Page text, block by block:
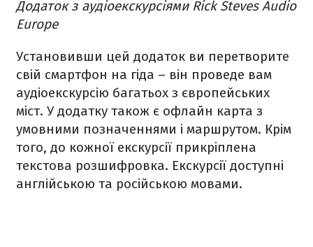
Додаток з аудіоекскурсіями Rick Steves Audio
Europe
Установивши цей додаток ви перетворите
свій смартфон на гіда – він проведе вам
аудіоекскурсію багатьох з європейських
міст. У додатку також є офлайн карта з
умовними позначеннями і маршрутом. Крім
того, до кожної екскурсії прикріплена
текстова розшифровка. Екскурсії доступні
англійською та російською мовами.